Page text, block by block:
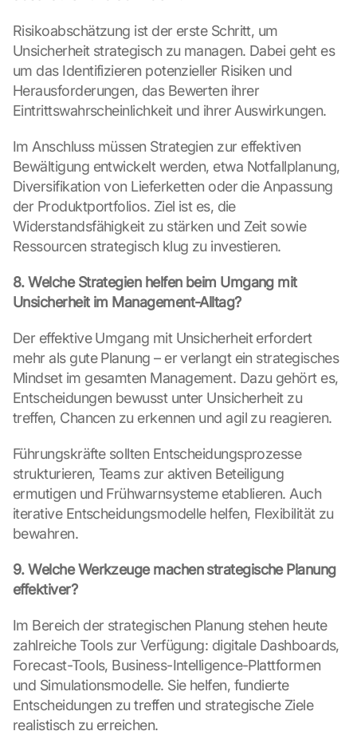
Risikoabschätzung ist der erste Schritt, um
Unsicherheit strategisch zu managen. Dabei geht es
um das Identifizieren potenzieller Risiken und
Herausforderungen, das Bewerten ihrer
Eintrittswahrscheinlichkeit und ihrer Auswirkungen.
Im Anschluss müssen Strategien zur effektiven
Bewältigung entwickelt werden, etwa Notfallplanung,
Diversifikation von Lieferketten oder die Anpassung
der Produktportfolios. Ziel ist es, die
Widerstandsfähigkeit zu stärken und Zeit sowie
Ressourcen strategisch klug zu investieren.
8. Welche Strategien helfen beim Umgang mit
Unsicherheit im Management-Alltag?
Der effektive Umgang mit Unsicherheit erfordert
mehr als gute Planung – er verlangt ein strategisches
Mindset im gesamten Management. Dazu gehört es,
Entscheidungen bewusst unter Unsicherheit zu
treffen, Chancen zu erkennen und agil zu reagieren.
Führungskräfte sollten Entscheidungsprozesse
strukturieren, Teams zur aktiven Beteiligung
ermutigen und Frühwarnsysteme etablieren. Auch
iterative Entscheidungsmodelle helfen, Flexibilität zu
bewahren.
9. Welche Werkzeuge machen strategische Planung
effektiver?
Im Bereich der strategischen Planung stehen heute
zahlreiche Tools zur Verfügung: digitale Dashboards,
Forecast-Tools, Business-Intelligence-Plattformen
und Simulationsmodelle. Sie helfen, fundierte
Entscheidungen zu treffen und strategische Ziele
realistisch zu erreichen.
n
d
e
r
G
o
l
e
M
a
p
K
a
t
e
z
u
D
b
e
i
w
r
e
n
a
t
e
n
a
n
G